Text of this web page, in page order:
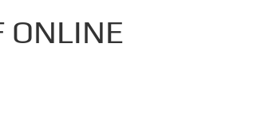
ONLINE